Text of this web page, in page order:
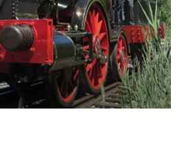
Image 19
Image 20
Image 21
Image 22
Image 23
Image 24
Image 25